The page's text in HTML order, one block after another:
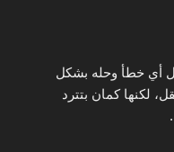
أي خطأ وحله بشكل
لكنها كمان بتترد